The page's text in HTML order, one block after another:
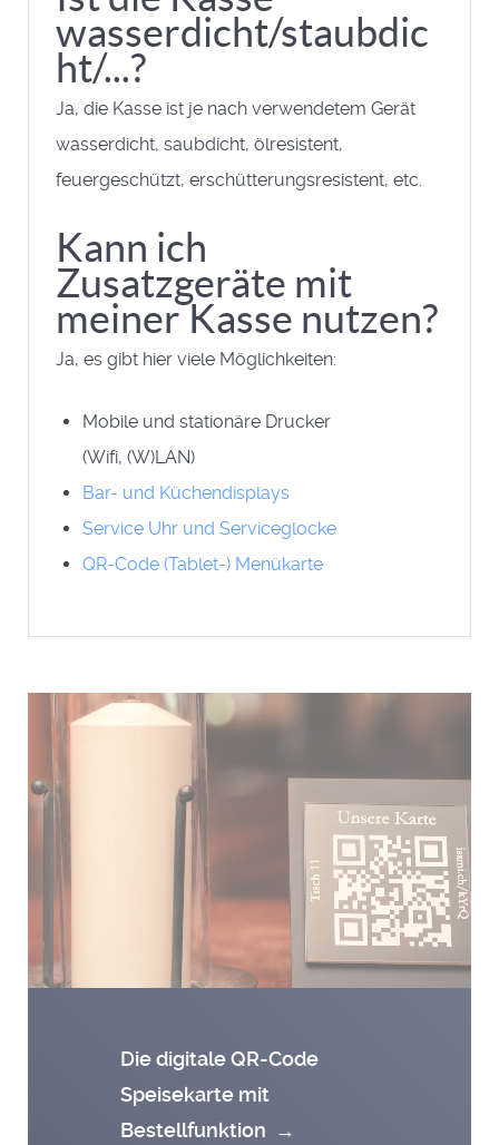
wasserdicht/staubdic
ht/...?
Ja, die Kasse ist je nach verwendetem Gerät
wasserdicht, saubdicht, ölresistent,
feuergeschützt, erschütterungsresistent, etc.
Kann ich
Zusatzgeräte mit
meiner Kasse nutzen?
Ja, es gibt hier viele Möglichkeiten:
Mobile und stationäre Drucker
(Wifi, (W)LAN)
Bar- und Küchendisplays
Service Uhr und Serviceglocke
QR-Code (Tablet-) Menükarte
Die digitale QR-Code
Speisekarte mit
Bestellfunktion →